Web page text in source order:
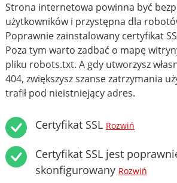
Strona internetowa powinna być
użytkowników i przystępna dla
Poprawnie zainstalowany certyfikat
Poza tym warto zadbać o mapę
pliku robots.txt. A gdy utworzysz
404, zwiększysz szanse zatrzymania
trafił pod nieistniejący adres.
Certyfikat SSL Rozwiń
Certyfikat SSL jest
skonfigurowany Rozwiń